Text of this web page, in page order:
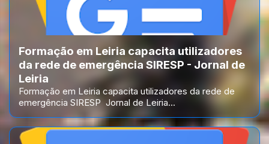
Formação em Leiria capacita utilizadores
da rede de emergência SIRESP - Jornal de
Leiria
Formação em Leiria capacita utilizadores da rede de
emergência SIRESP Jornal de Leiria...